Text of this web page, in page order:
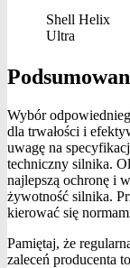
Shell Helix
Ultra
Wybór
dla trwałości i
uwagę na
techniczny silnika.
najlepszą ochronę i
żywotność silnika.
kierować się
Pamiętaj, że
zaleceń producenta